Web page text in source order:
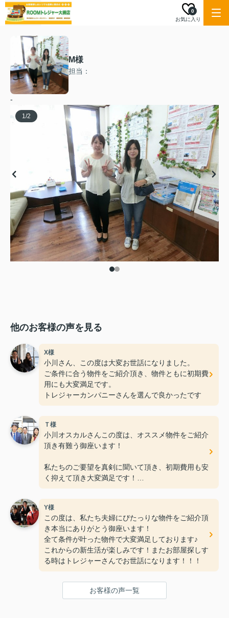
お気に入り
0
M様
担当：
-
1/2
他のお客様の声を見る
X様
小川さん、この度は大変お世話になりました。
ご条件に合う物件をご紹介頂き、物件ともに初期費
用にも大変満足です。
トレジャーカンパニーさんを選んで良かったです
Ｔ様
小川オスカルさんこの度は、オススメ物件をご紹介
頂き有難う御座います！
私たちのご要望を真剣に聞いて頂き、初期費用も安
く抑えて頂き大変満足です！
何社か不動産会社に行きましたが、ＲＯＯＭトレジ
ャー大網店さんの親切丁寧な接客
が一番良く、こんなに早く素敵なお部屋に巡り合え
ると思いませんでした。（笑）
これからもお仕事頑張って下さい！！
Y様
この度は、私たち夫婦にぴたっりな物件をご紹介頂
き本当にありがとう御座います！
全て条件が叶った物件で大変満足しております♪
これからの新生活が楽しみです！またお部屋探しす
る時はトレジャーさんでお世話になります！！！
お客様の声一覧